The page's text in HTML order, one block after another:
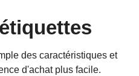
des caractéristiques et
d'achat plus facile.